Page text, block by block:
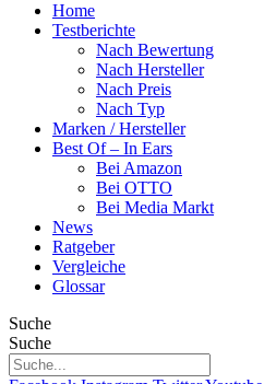
Home
Testberichte
Nach Bewertung
Nach Hersteller
Nach Preis
Nach Typ
Marken / Hersteller
Best Of – In Ears
Bei Amazon
Bei OTTO
Bei Media Markt
News
Ratgeber
Vergleiche
Glossar
Suche
Suche